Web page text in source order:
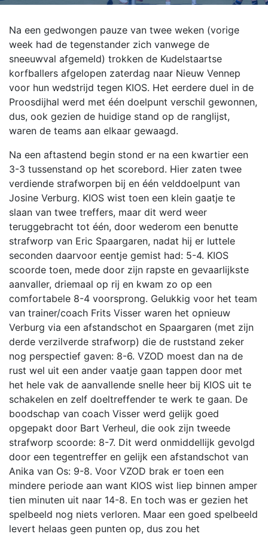
Na een gedwongen pauze van twee weken (vorige
week had de tegenstander zich vanwege de
sneeuwval afgemeld) trokken de Kudelstaartse
korfballers afgelopen zaterdag naar Nieuw Vennep
voor hun wedstrijd tegen KIOS. Het eerdere duel in de
Proosdijhal werd met één doelpunt verschil gewonnen,
dus, ook gezien de huidige stand op de ranglijst,
waren de teams aan elkaar gewaagd.
Na een aftastend begin stond er na een kwartier een
3-3 tussenstand op het scorebord. Hier zaten twee
verdiende strafworpen bij en één velddoelpunt van
Josine Verburg. KIOS wist toen een klein gaatje te
slaan van twee treffers, maar dit werd weer
teruggebracht tot één, door wederom een benutte
strafworp van Eric Spaargaren, nadat hij er luttele
seconden daarvoor eentje gemist had: 5-4. KIOS
scoorde toen, mede door zijn rapste en gevaarlijkste
aanvaller, driemaal op rij en kwam zo op een
comfortabele 8-4 voorsprong. Gelukkig voor het team
van trainer/coach Frits Visser waren het opnieuw
Verburg via een afstandschot en Spaargaren (met zijn
derde verzilverde strafworp) die de ruststand zeker
nog perspectief gaven: 8-6. VZOD moest dan na de
rust wel uit een ander vaatje gaan tappen door met
het hele vak de aanvallende snelle heer bij KIOS uit te
schakelen en zelf doeltreffender te werk te gaan. De
boodschap van coach Visser werd gelijk goed
opgepakt door Bart Verheul, die ook zijn tweede
strafworp scoorde: 8-7. Dit werd onmiddellijk gevolgd
door een tegentreffer en gelijk een afstandschot van
Anika van Os: 9-8. Voor VZOD brak er toen een
mindere periode aan want KIOS wist liep binnen amper
tien minuten uit naar 14-8. En toch was er gezien het
spelbeeld nog niets verloren. Maar een goed spelbeeld
levert helaas geen punten op, dus zou het